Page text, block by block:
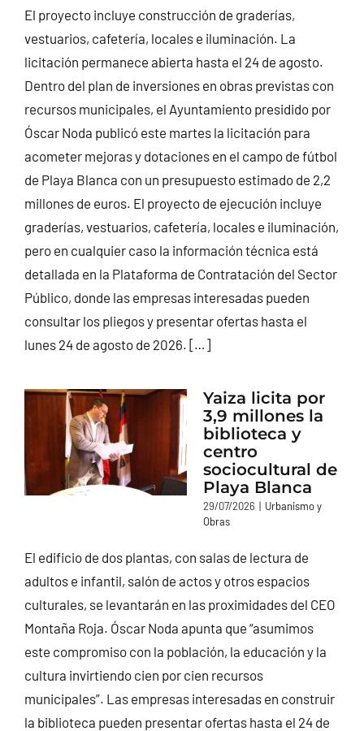
El proyecto incluye construcción de graderías,
vestuarios, cafetería, locales e iluminación. La
licitación permanece abierta hasta el 24 de agosto.
Dentro del plan de inversiones en obras previstas con
recursos municipales, el Ayuntamiento presidido por
Óscar Noda publicó este martes la licitación para
acometer mejoras y dotaciones en el campo de fútbol
de Playa Blanca con un presupuesto estimado de 2,2
millones de euros. El proyecto de ejecución incluye
graderías, vestuarios, cafetería, locales e iluminación,
pero en cualquier caso la información técnica está
detallada en la Plataforma de Contratación del Sector
Público, donde las empresas interesadas pueden
consultar los pliegos y presentar ofertas hasta el
lunes 24 de agosto de 2026. […]
Yaiza licita por
3,9 millones la
biblioteca y
centro
sociocultural de
Playa Blanca
29/07/2026 | Urbanismo y
Obras
El edificio de dos plantas, con salas de lectura de
adultos e infantil, salón de actos y otros espacios
culturales, se levantarán en las proximidades del CEO
Montaña Roja. Óscar Noda apunta que “asumimos
este compromiso con la población, la educación y la
cultura invirtiendo cien por cien recursos
municipales”. Las empresas interesadas en construir
la biblioteca pueden presentar ofertas hasta el 24 de